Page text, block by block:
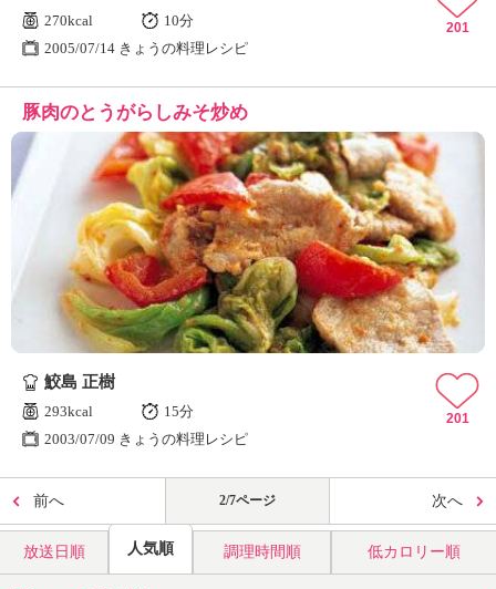
270kcal
10分
2005/07/14 きょうの料理レシピ
201
豚肉のとうがらしみそ炒め
鮫島 正樹
293kcal
15分
2003/07/09 きょうの料理レシピ
201
前へ 2/7ページ 次へ
放送日順 人気順 調理時間順 低カロリー順